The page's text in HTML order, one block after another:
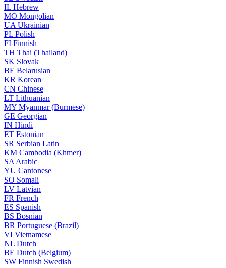
IL Hebrew
MO Mongolian
UA Ukrainian
PL Polish
FI Finnish
TH Thai (Thailand)
SK Slovak
BE Belarusian
KR Korean
CN Chinese
LT Lithuanian
MY Myanmar (Burmese)
GE Georgian
IN Hindi
ET Estonian
SR Serbian Latin
KM Cambodia (Khmer)
SA Arabic
YU Cantonese
SO Somali
LV Latvian
FR French
ES Spanish
BS Bosnian
BR Portuguese (Brazil)
VI Vietnamese
NL Dutch
BE Dutch (Belgium)
SW Finnish Swedish